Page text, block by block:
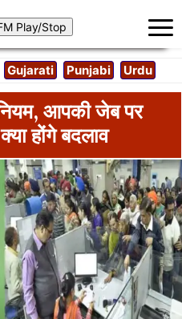
Gujarati Punjabi Urdu
आपकी जेब पर
होंगे बदलाव